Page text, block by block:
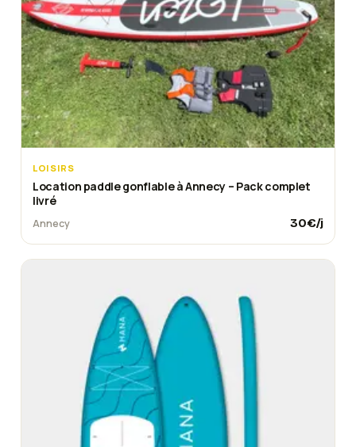
LOISIRS
Location paddle gonflable à Annecy – Pack complet
livré
Annecy 30€/j